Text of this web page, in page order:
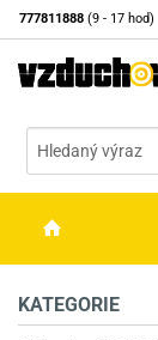
777811888 (9 - 17 hod)
KATEGORIE